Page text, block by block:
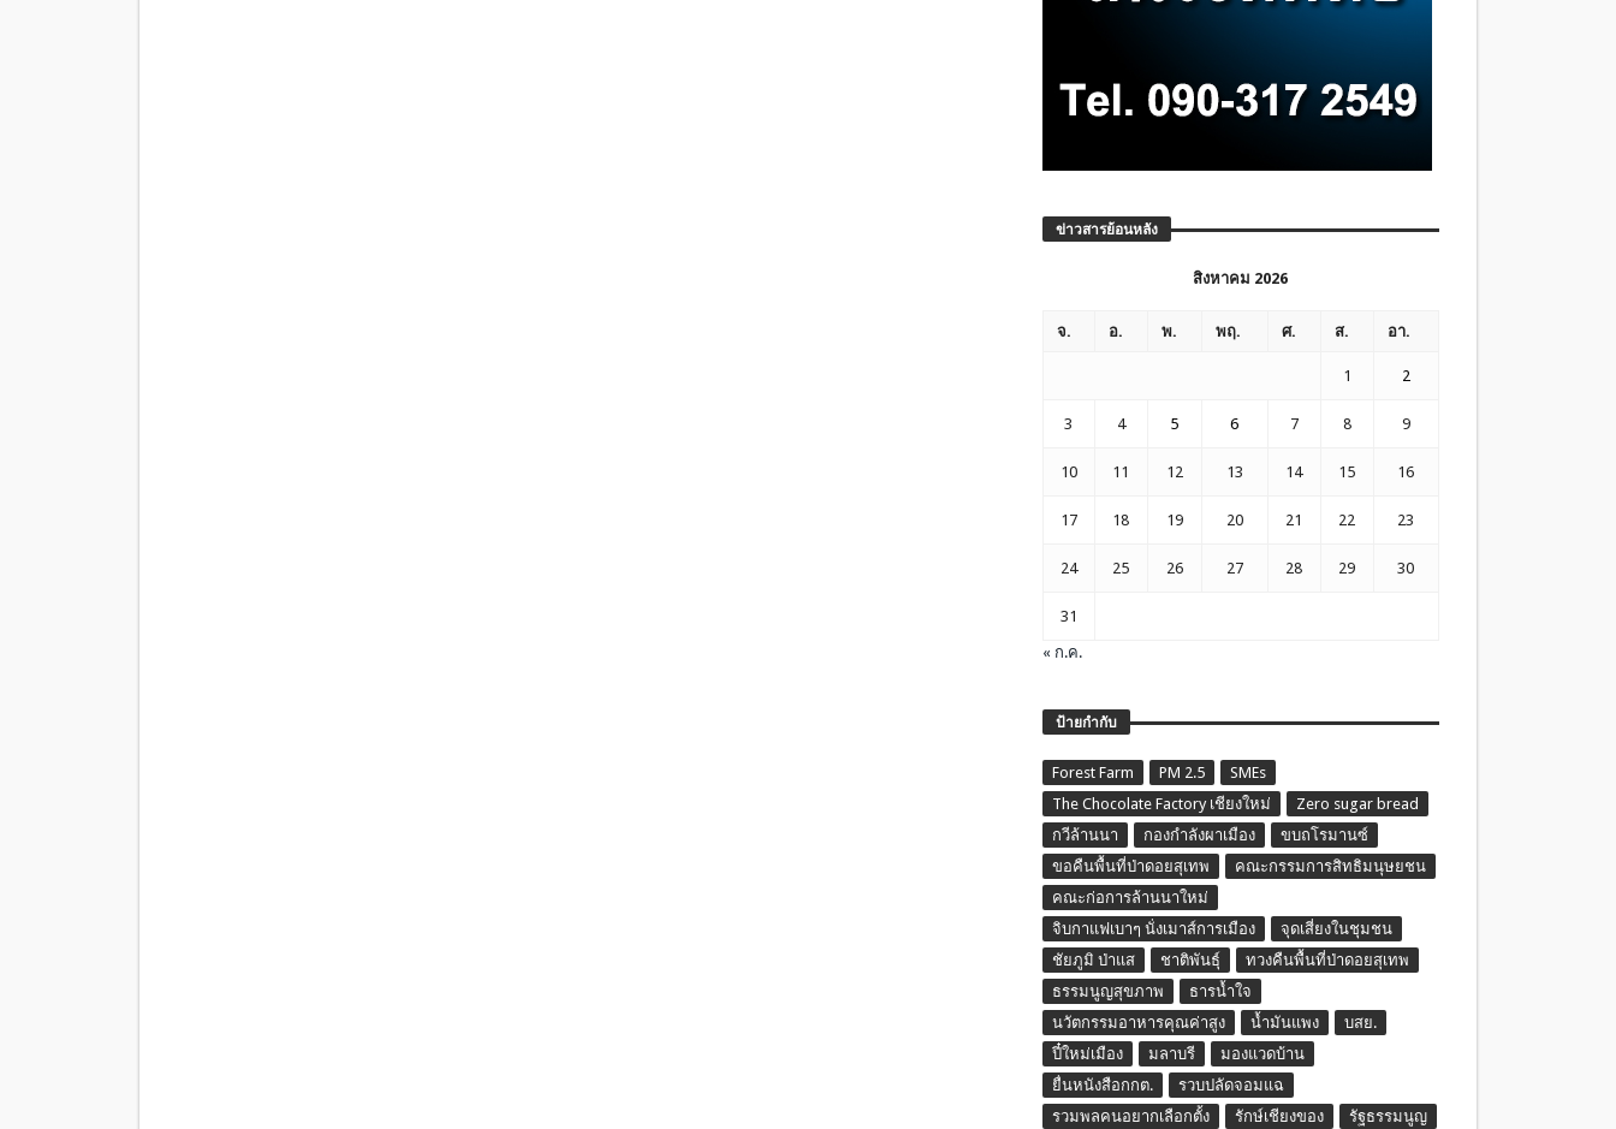
ข่าวสารย้อนหลัง
สิงหาคม 2026
จ. อ. พ. พฤ. ศ. ส. อา.
1 2
3 4 5 6 7 8 9
10 11 12 13 14 15 16
17 18 19 20 21 22 23
24 25 26 27 28 29 30
31
« ก.ค.
ป้ายกำกับ
Forest Farm PM 2.5
SMEs
The Chocolate Factory เชียงใหม่
Zero sugar bread
กวีล้านนา
กองกำลังผาเมือง
ขบถโรมานซ์
ขอคืนพื้นที่ป่าดอยสุเทพ
คณะกรรมการสิทธิมนุษยชน
คณะก่อการล้านนาใหม่
จิบกาแฟเบาๆ นั่งเมาส์การเมือง
จุดเสี่ยงในชุมชน
ชัยภูมิ ป่าแส
ชาติพันธุ์
ทวงคืนพื้นที่ป่าดอยสุเทพ
ธรรมนูญสุขภาพ
ธารน้ำใจ
นวัตกรรมอาหารคุณค่าสูง
น้ำมันแพง
บสย.
ปี๋ใหม่เมือง
มลาบรี
มองแวดบ้าน
ยื่นหนังสือกกต.
รวบปลัดจอมแฉ
รวมพลคนอยากเลือกตั้ง
รักษ์เชียงของ รัฐธรรมนูญ